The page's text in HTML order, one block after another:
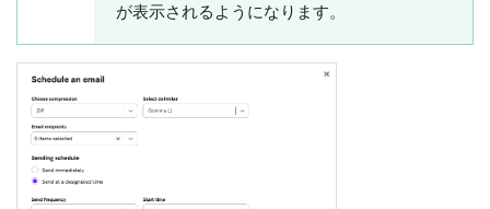
が表示されるようになります。